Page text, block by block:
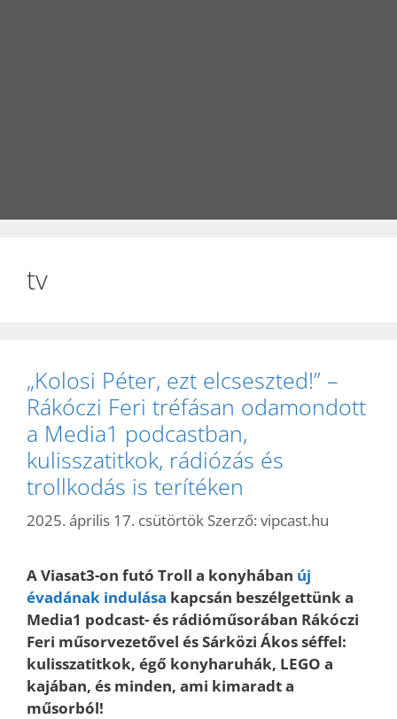
tv
„Kolosi Péter, ezt elcseszted!” –
Rákóczi Feri tréfásan odamondott
a Media1 podcastban,
kulisszatitkok, rádiózás és
trollkodás is terítéken
2025. április 17. csütörtök Szerző: vipcast.hu
A Viasat3-on futó Troll a konyhában új
évadának indulása kapcsán beszélgettünk a
Media1 podcast- és rádióműsorában Rákóczi
Feri műsorvezetővel és Sárközi Ákos séffel:
kulisszatitkok, égő konyharuhák, LEGO a
kajában, és minden, ami kimaradt a
műsorból!